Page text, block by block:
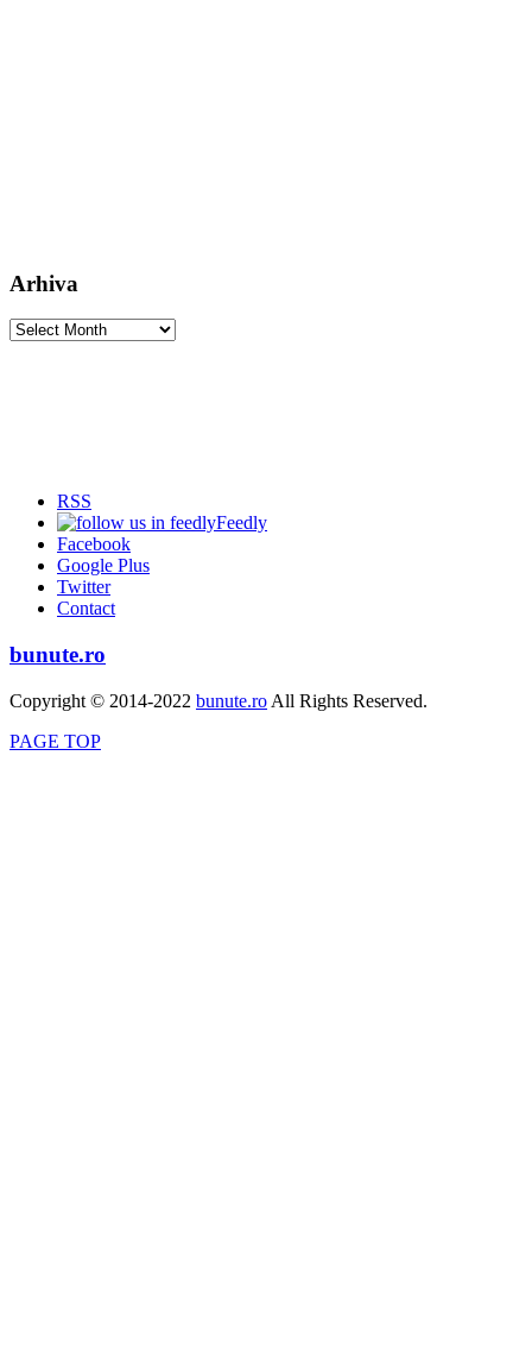
Arhiva
Arhiva
RSS
Feedly
Facebook
Google Plus
Twitter
Contact
bunute.ro
Copyright © 2014-2022 bunute.ro All Rights Reserved.
PAGE TOP